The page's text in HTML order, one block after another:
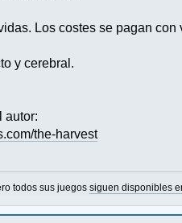
Los costes se pagan
y cerebral.
autor:
the-harvest
todos sus juegossiguen disponibles